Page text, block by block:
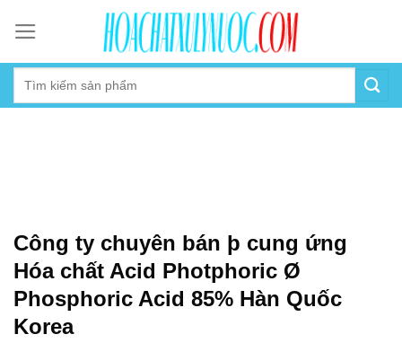
content
Công ty chuyên bán þ cung ứng
Hóa chất Acid Photphoric Ø
Phosphoric Acid 85% Hàn Quốc
Korea